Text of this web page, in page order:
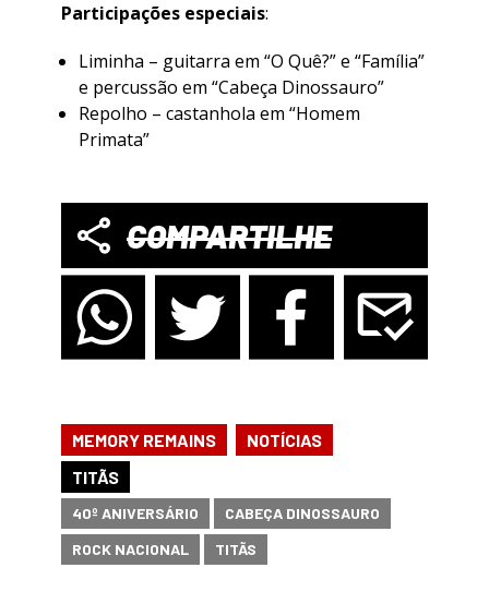
Participações especiais:
Liminha – guitarra em “O Quê?” e “Família”
e percussão em “Cabeça Dinossauro”
Repolho – castanhola em “Homem
Primata”
COMPARTILHE
MEMORY REMAINS
NOTÍCIAS
TITÃS
40º ANIVERSÁRIO
CABEÇA DINOSSAURO
ROCK NACIONAL
TITÃS